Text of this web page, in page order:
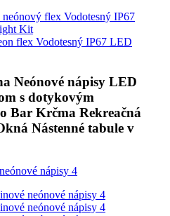
flex Vodotesný IP67 LED
Neónové nápisy LED
s dotykovým
Bar Krčma Rekreačná
Nástenné tabule v